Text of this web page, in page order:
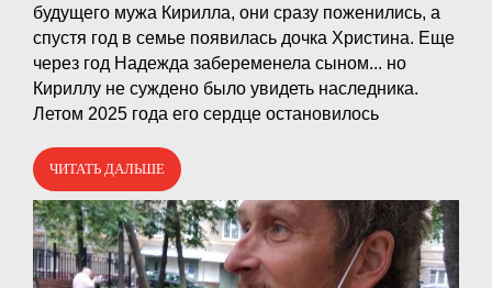
будущего мужа Кирилла, они сразу поженились, а
спустя год в семье появилась дочка Христина. Еще
через год Надежда забеременела сыном... но
Кириллу не суждено было увидеть наследника.
Летом 2025 года его сердце остановилось
ЧИТАТЬ ДАЛЬШЕ